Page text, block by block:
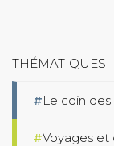
THÉMATIQUES
Le coin
Voyages